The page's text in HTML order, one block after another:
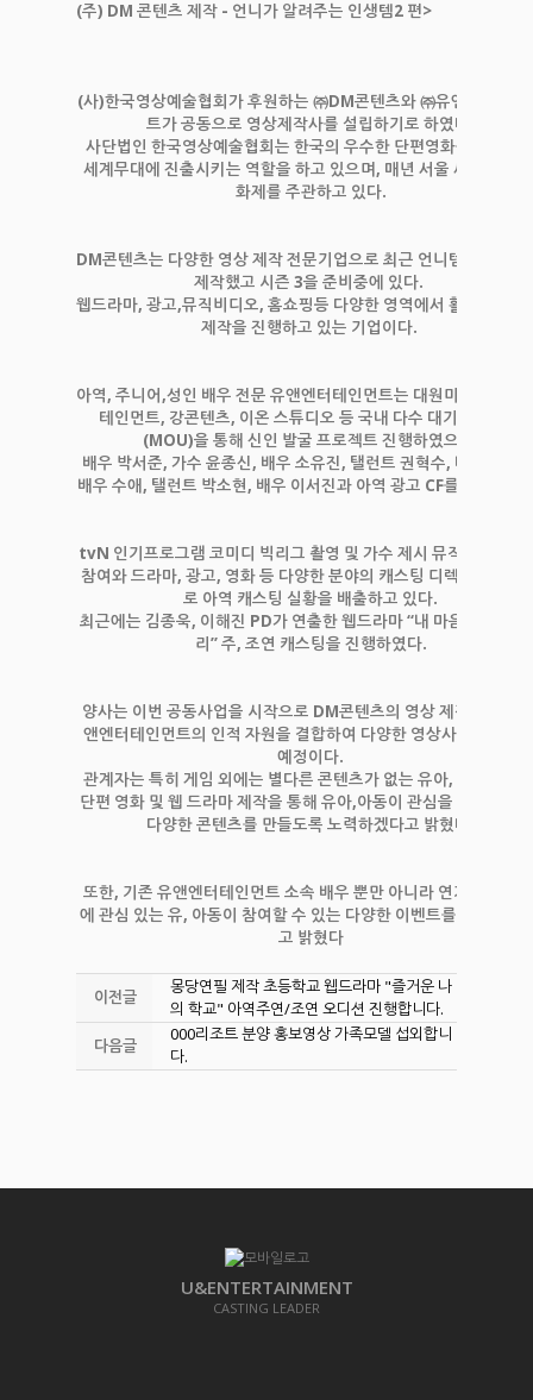
(주) DM 콘텐츠 제작 - 언니가 알려주는 인생템2 편>
(사)한국영상예술협회가 후원하는 ㈜DM콘텐츠와 ㈜유앤엔터테인
트가 공동으로 영상제작사를 설립하기로 하였다.
사단법인 한국영상예술협회는 한국의 우수한 단편영화를 발굴하
세계무대에 진출시키는 역할을 하고 있으며, 매년 서울 세계 단편
화제를 주관하고 있다.
DM콘텐츠는 다양한 영상 제작 전문기업으로 최근 언니템 시즌 1,
제작했고 시즌 3을 준비중에 있다.
웹드라마, 광고,뮤직비디오, 홈쇼핑등 다양한 영역에서 활발하게
제작을 진행하고 있는 기업이다.
아역, 주니어,성인 배우 전문 유앤엔터테인먼트는 대원미디어, 명
테인먼트, 강콘텐츠, 이온 스튜디오 등 국내 다수 대기업과 협업
(MOU)을 통해 신인 발굴 프로젝트 진행하였으며
배우 박서준, 가수 윤종신, 배우 소유진, 탤런트 권혁수, 배우 김강
배우 수애, 탤런트 박소현, 배우 이서진과 아역 광고 CF를 진행하였
tvN 인기프로그램 코미디 빅리그 촬영 및 가수 제시 뮤직비디오 제
참여와 드라마, 광고, 영화 등 다양한 분야의 캐스팅 디렉터를 바탕
로 아역 캐스팅 실황을 배출하고 있다.
최근에는 김종욱, 이해진 PD가 연출한 웹드라마 “내 마음의 높은
리” 주, 조연 캐스팅을 진행하였다.
양사는 이번 공동사업을 시작으로 DM콘텐츠의 영상 제작 능력과
앤엔터테인먼트의 인적 자원을 결합하여 다양한 영상사업을 전개
예정이다.
관계자는 특히 게임 외에는 별다른 콘텐츠가 없는 유아, 아동을 위
단편 영화 및 웹 드라마 제작을 통해 유아,아동이 관심을 갖을 수 있
다양한 콘텐츠를 만들도록 노력하겠다고 밝혔다.
또한, 기존 유앤엔터테인먼트 소속 배우 뿐만 아니라 연기 및 미디
에 관심 있는 유, 아동이 참여할 수 있는 다양한 이벤트를 준비 중이
고 밝혔다
이전글
몽당연필 제작 초등학교 웹드라마 "즐거운 나
의 학교" 아역주연/조연 오디션 진행합니다.
다음글
000리조트 분양 홍보영상 가족모델 섭외합니
다.
U&ENTERTAINMENT
CASTING LEADER